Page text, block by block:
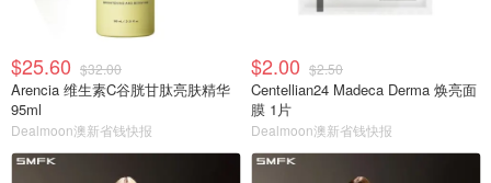
$25.60 $32.00
Arencia 维生素C谷胱甘肽亮肤精华
95ml
Dealmoon澳新省钱快报
$2.00 $2.50
Centellian24 Madeca Derma 焕亮面
膜 1片
Dealmoon澳新省钱快报